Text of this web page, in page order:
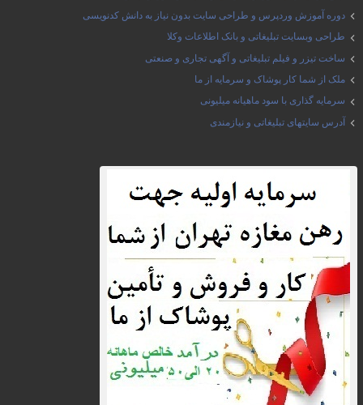
دوره آموزش وردپرس و طراحی سایت بدون نیاز به دانش کدنویسی
طراحی وبسایت تبلیغاتی و بانک اطلاعات وکلا
ساخت تیزر و فیلم تبلیغاتی و آگهی تجاری و صنعتی
ملک از شما کار پوشاک و سرمایه از ما
سرمایه گذاری با سود ماهیانه میلیونی
آدرس سایتهای تبلیغاتی و نیازمندی